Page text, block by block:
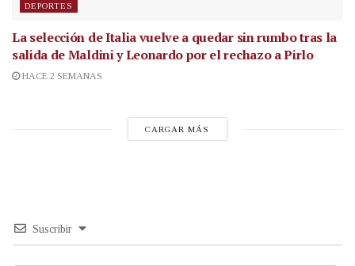
DEPORTES
La selección de Italia vuelve a quedar sin rumbo tras la
salida de Maldini y Leonardo por el rechazo a Pirlo
HACE 2 SEMANAS
CARGAR MÁS
Suscribir